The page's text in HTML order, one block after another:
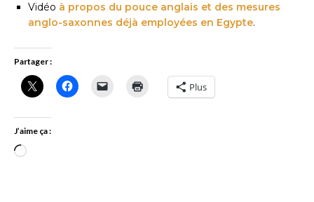
Vidéo à propos du pouce anglais et des mesures
anglo-saxonnes déjà employées en Egypte.
Partager :
Plus
J’aime ça :